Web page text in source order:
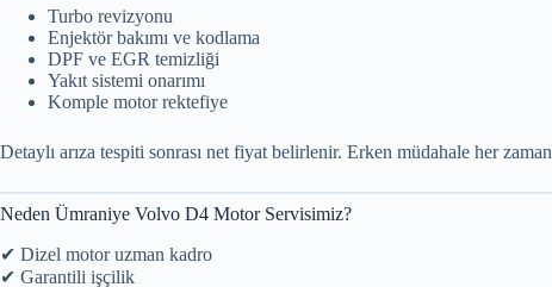
Turbo revizyonu
Enjektör bakımı ve kodlama
DPF ve EGR temizliği
Yakıt sistemi onarımı
Komple motor rektefiye
Detaylı arıza tespiti sonrası net fiyat belirlenir. Erken müdahale her
Neden Ümraniye Volvo D4 Motor Servisimiz?
✔ Dizel motor uzman kadro
✔ Garantili işçilik